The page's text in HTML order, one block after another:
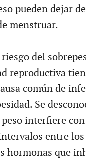
pueden dejar
menstruar.
del
reproductiva
común de
Se
peso interfiere
entre
hormonas que